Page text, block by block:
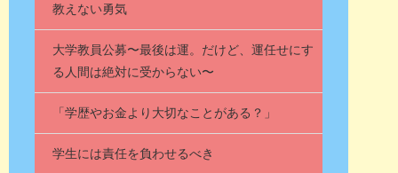
教えない勇気
大学教員公募〜最後は運。だけど、運任せにす
る人間は絶対に受からない〜
「学歴やお金より大切なことがある？」
学生には責任を負わせるべき